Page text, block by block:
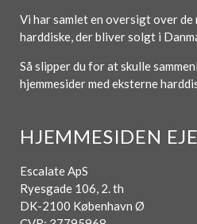
Vi har samlet en oversigt over
harddiske, der bliver solgt i
Så slipper du for at skulle
hjemmesider med eksterne
HJEMMESIDEN
Escalate ApS
Ryesgade 106, 2. th
DK-2100 København Ø